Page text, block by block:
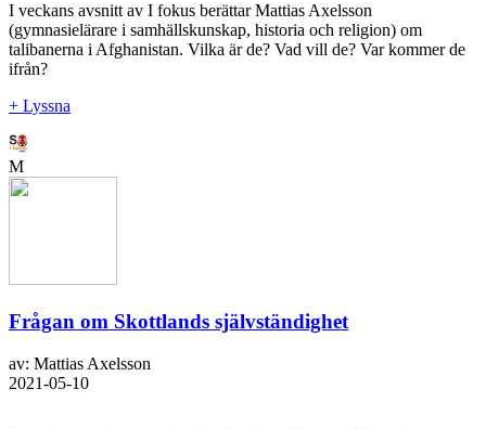
I veckans avsnitt av I fokus berättar Mattias Axelsson
(gymnasielärare i samhällskunskap, historia och religion) om
talibanerna i Afghanistan. Vilka är de? Vad vill de? Var kommer de
ifrån?
+ Lyssna
M
Frågan om Skottlands självständighet
av: Mattias Axelsson
2021-05-10